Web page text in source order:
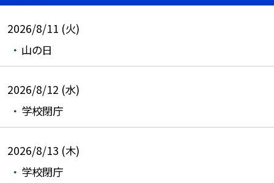
2026/8/11 (火)
山の日
2026/8/12 (水)
学校閉庁
2026/8/13 (木)
学校閉庁